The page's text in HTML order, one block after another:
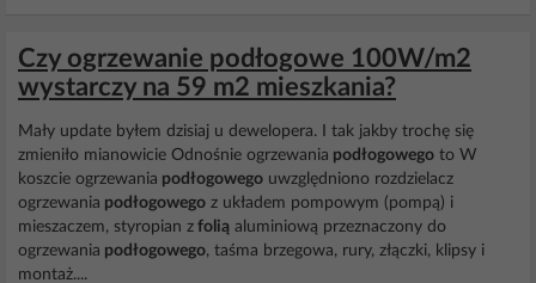
Czy ogrzewanie podłogowe 100W/m2
wystarczy na 59 m2 mieszkania?
Mały update byłem dzisiaj u dewelopera. I tak jakby trochę się
zmieniło mianowicie Odnośnie ogrzewania podłogowego to W
koszcie ogrzewania podłogowego uwzględniono rozdzielacz
ogrzewania podłogowego z układem pompowym (pompą) i
mieszaczem, styropian z folią aluminiową przeznaczony do
ogrzewania podłogowego, taśma brzegowa, rury, złączki, klipsy i
montaż....